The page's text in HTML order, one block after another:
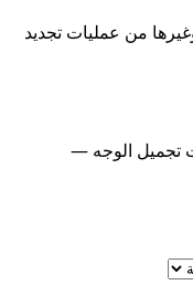
من عمليات تجديد
تجميل الوجه —